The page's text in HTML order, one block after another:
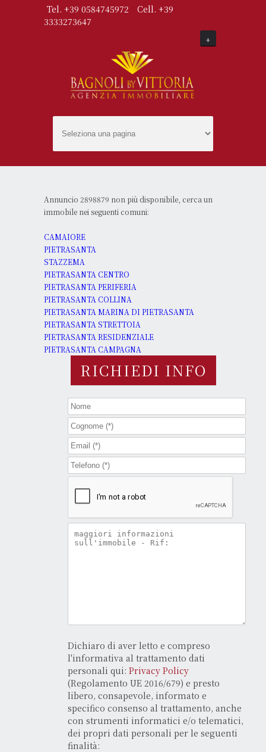
Tel. +39 0584745972
Cell. +39
3333273647
+
Annuncio 2898879 non più disponibile, cerca un
immobile nei seguenti comuni:
CAMAIORE
PIETRASANTA
STAZZEMA
PIETRASANTA CENTRO
PIETRASANTA PERIFERIA
PIETRASANTA COLLINA
PIETRASANTA MARINA DI PIETRASANTA
PIETRASANTA STRETTOIA
PIETRASANTA RESIDENZIALE
PIETRASANTA CAMPAGNA
RICHIEDI INFO
Dichiaro di aver letto e compreso
l'informativa al trattamento dati
personali qui: Privacy Policy
(Regolamento UE 2016/679) e presto
libero, consapevole, informato e
specifico consenso al trattamento, anche
con strumenti informatici e/o telematici,
dei propri dati personali per le seguenti
finalità: